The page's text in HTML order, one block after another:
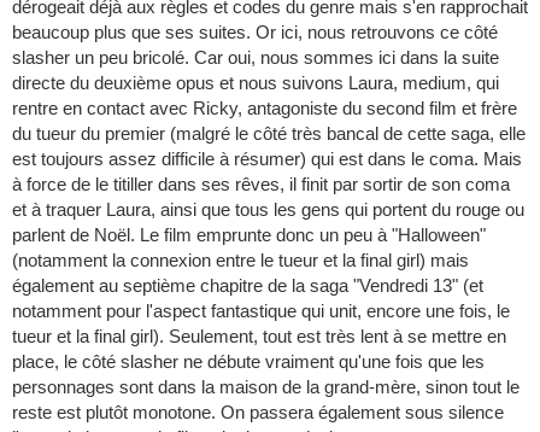
dérogeait déjà aux règles et codes du genre mais s'en rapprochait
beaucoup plus que ses suites. Or ici, nous retrouvons ce côté
slasher un peu bricolé. Car oui, nous sommes ici dans la suite
directe du deuxième opus et nous suivons Laura, medium, qui
rentre en contact avec Ricky, antagoniste du second film et frère
du tueur du premier (malgré le côté très bancal de cette saga, elle
est toujours assez difficile à résumer) qui est dans le coma. Mais
à force de le titiller dans ses rêves, il finit par sortir de son coma
et à traquer Laura, ainsi que tous les gens qui portent du rouge ou
parlent de Noël. Le film emprunte donc un peu à "Halloween"
(notamment la connexion entre le tueur et la final girl) mais
également au septième chapitre de la saga "Vendredi 13" (et
notamment pour l'aspect fantastique qui unit, encore une fois, le
tueur et la final girl). Seulement, tout est très lent à se mettre en
place, le côté slasher ne débute vraiment qu'une fois que les
personnages sont dans la maison de la grand-mère, sinon tout le
reste est plutôt monotone. On passera également sous silence